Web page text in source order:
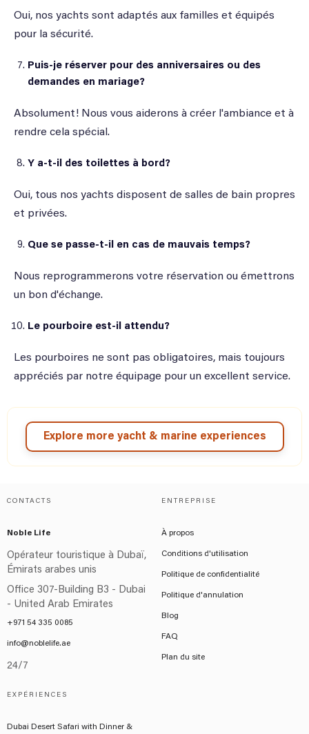
Oui, nos yachts sont adaptés aux familles et équipés
pour la sécurité.
Puis-je réserver pour des anniversaires ou des
demandes en mariage?
Absolument! Nous vous aiderons à créer l'ambiance et à
rendre cela spécial.
Y a-t-il des toilettes à bord?
Oui, tous nos yachts disposent de salles de bain propres
et privées.
Que se passe-t-il en cas de mauvais temps?
Nous reprogrammerons votre réservation ou émettrons
un bon d'échange.
Le pourboire est-il attendu?
Les pourboires ne sont pas obligatoires, mais toujours
appréciés par notre équipage pour un excellent service.
Explore more yacht & marine experiences
CONTACTS
Noble Life
Opérateur touristique à Dubaï,
Émirats arabes unis
Office 307-Building B3 - Dubai
- United Arab Emirates
+971 54 335 0085
info@noblelife.ae
24/7
ENTREPRISE
À propos
Conditions d'utilisation
Politique de confidentialité
Politique d'annulation
Blog
FAQ
Plan du site
EXPÉRIENCES
Dubai Desert Safari with Dinner &